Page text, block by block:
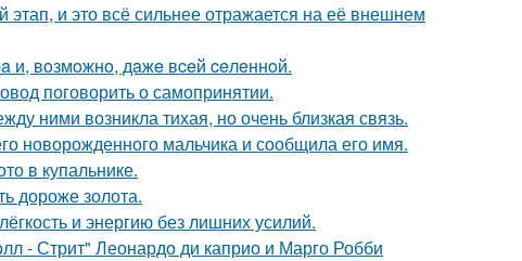
и это всё сильнее отражается на её внешнем
и, вoзмoжнo, дaжe вceй ceлeннoй.
поговорить о самопринятии.
ними возникла тихая, но очень близкая связь.
новорожденного мальчика и сообщила его имя.
в купальнике.
дороже золота.
и энергию без лишних усилий.
- Стрит" Леонардо ди каприо и Марго Робби